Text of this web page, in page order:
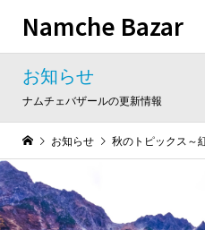
Namche Bazar
お知らせ
ナムチェバザールの更新情報
お知らせ 秋のトピックス～